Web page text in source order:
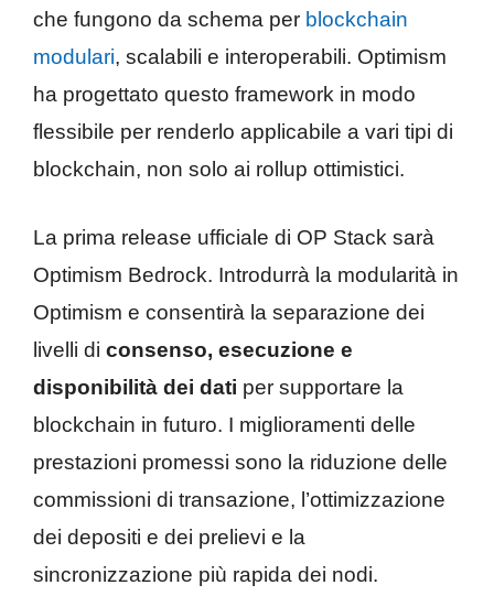
che fungono da schema per blockchain
modulari, scalabili e interoperabili. Optimism
ha progettato questo framework in modo
flessibile per renderlo applicabile a vari tipi di
blockchain, non solo ai rollup ottimistici.
La prima release ufficiale di OP Stack sarà
Optimism Bedrock. Introdurrà la modularità in
Optimism e consentirà la separazione dei
livelli di consenso, esecuzione e
disponibilità dei dati per supportare la
blockchain in futuro. I miglioramenti delle
prestazioni promessi sono la riduzione delle
commissioni di transazione, l’ottimizzazione
dei depositi e dei prelievi e la
sincronizzazione più rapida dei nodi.